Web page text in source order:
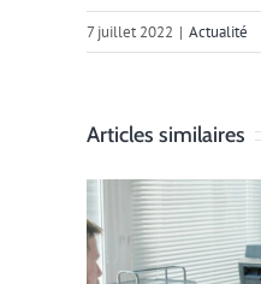
7 juillet 2022 | Actualité
Articles similaires